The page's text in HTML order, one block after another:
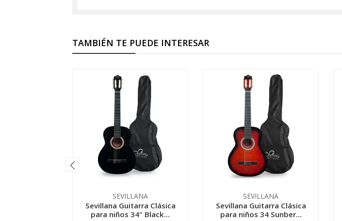
TAMBIÉN TE PUEDE INTERESAR
SEVILLANA
Sevillana Guitarra Clásica
para niños 34" Black...
SEVILLANA
Sevillana Guitarra Clásica
para niños 34 Sunber...